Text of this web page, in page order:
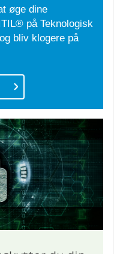
øge dine
på Teknologisk
bliv klogere på